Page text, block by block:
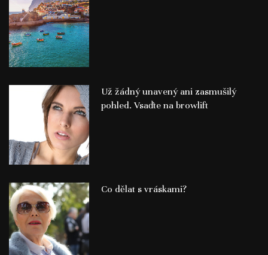
Už žádný unavený ani zasmušilý
pohled. Vsaďte na browlift
Co dělat s vráskami?